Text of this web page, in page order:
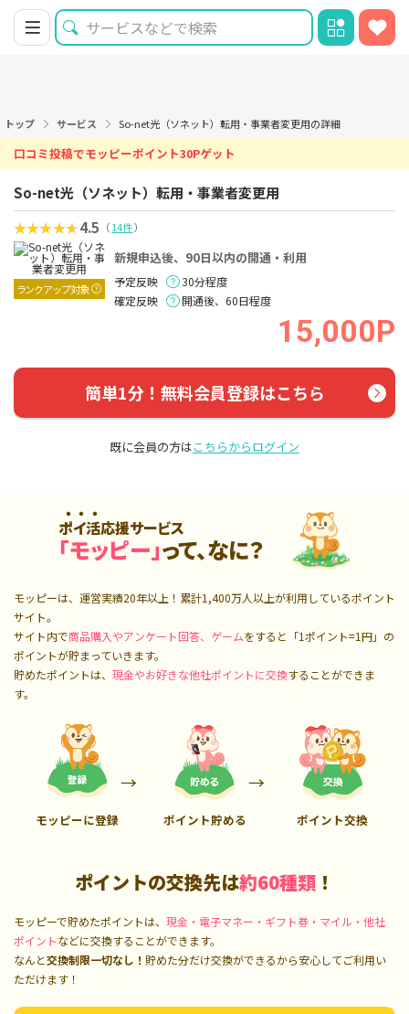
トップ サービス So-net光（ソネット）転用・事業者変更用の詳細
口コミ投稿でモッピーポイント30Pゲット
So-net光（ソネット）転用・事業者変更用
4.5 （14件）
ランクアップ対象
新規申込後、90日以内の開通・利用
予定反映
30分程度
確定反映
開通後、60日程度
15,000P
簡単1分！無料会員登録はこちら
既に会員の方はこちらからログイン
ポイ活応援サービス
「モッピー」って、なに？
モッピーは、運営実績20年以上！累計1,400万人以上が利用しているポイント
サイト。
サイト内で商品購入やアンケート回答、ゲームをすると「1ポイント=1円」の
ポイントが貯まっていきます。
貯めたポイントは、 現金やお好きな他社ポイントに交換することができま
す。
モッピーに登録 ポイント貯める ポイント交換
ポイントの交換先は約60種類 ！
モッピーで貯めたポイントは、 現金・電子マネー・ギフト券・マイル・他社
ポイントなどに交換することができます。
なんと交換制限一切なし！ 貯めた分だけ交換ができるから安心してご利用い
ただけます！